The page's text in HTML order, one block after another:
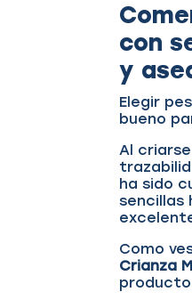
con
y
Elegir
bueno
Al
ha sido
sencillas
Como
Crianza